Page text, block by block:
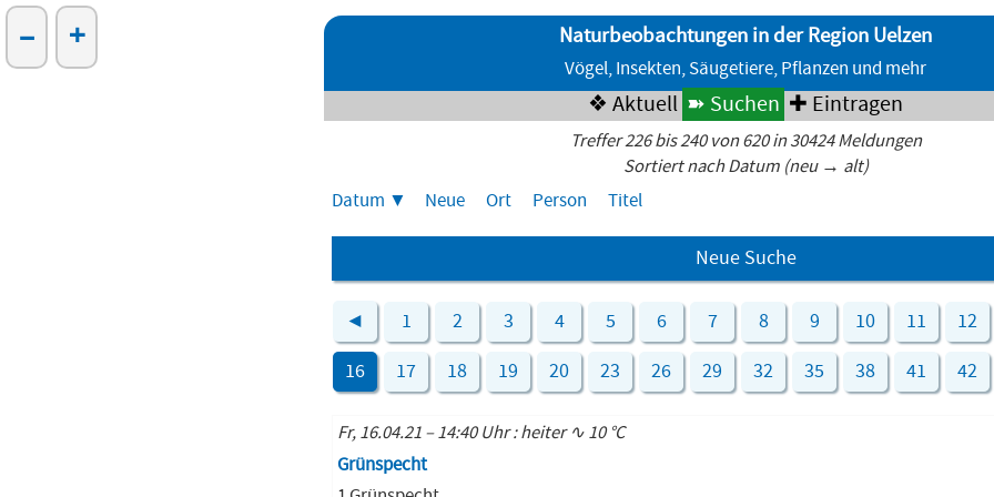
Naturbeobachtungen in der Region Uelzen
Vögel, Insekten, Säugetiere, Pflanzen und mehr
❖ Aktuell ➽ Suchen ✚ Eintragen
Treffer 226 bis 240 von 620 in 30424 Meldungen
Sortiert nach Datum (neu → alt)
Datum
Neue Ort Person Titel
Neue Suche
◄ 1 2 3 4 5 6 7 8 9 10 11 12
16 17 18 19 20 23 26 29 32 35 38 41 42
Fr, 16.04.21 – 14:40 Uhr : heiter ∿ 10 °C
Grünspecht
– +